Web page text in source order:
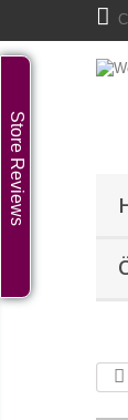
Store Reviews